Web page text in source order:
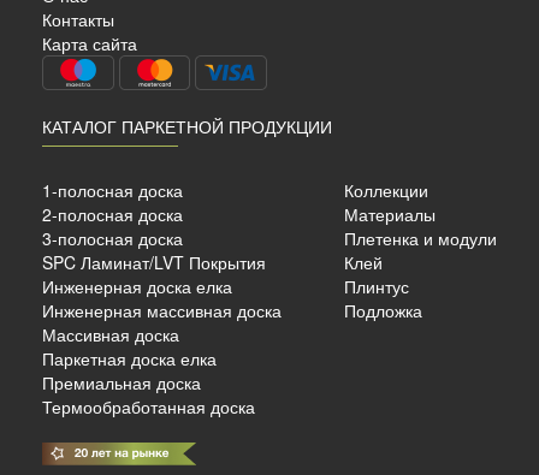
Контакты
Карта сайта
КАТАЛОГ ПАРКЕТНОЙ ПРОДУКЦИИ
1-полосная доска
2-полосная доска
3-полосная доска
SPC Ламинат/LVT Покрытия
Инженерная доска елка
Инженерная массивная доска
Массивная доска
Паркетная доска елка
Премиальная доска
Термообработанная доска
Коллекции
Материалы
Плетенка и модули
Клей
Плинтус
Подложка